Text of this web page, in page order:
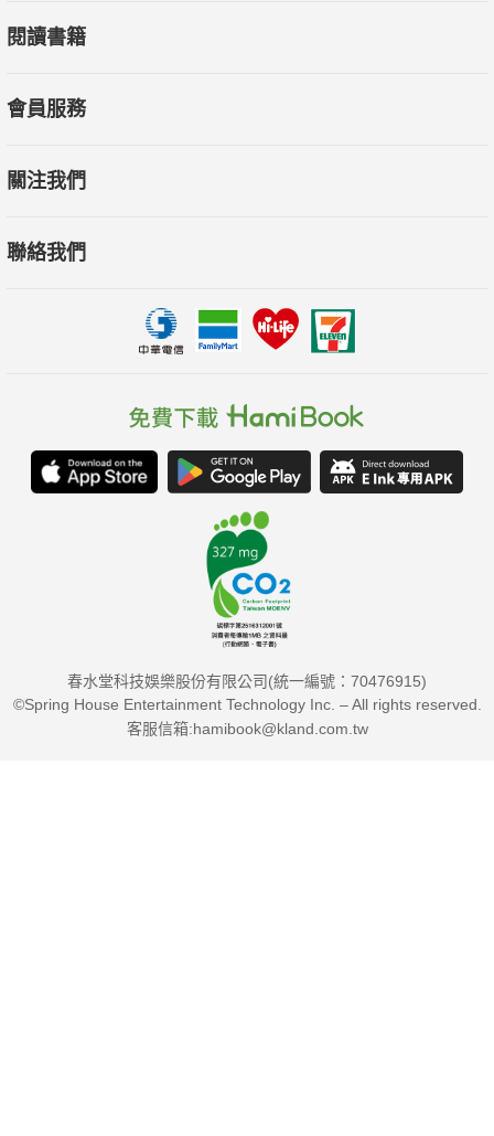
閱讀書籍
會員服務
關注我們
聯絡我們
春水堂科技娛樂股份有限公司(統一編號：70476915)
©Spring House Entertainment Technology Inc. – All rights reserved.
客服信箱:hamibook@kland.com.tw